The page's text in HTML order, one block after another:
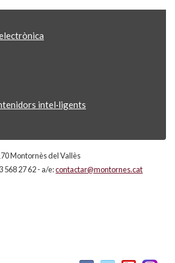
intel·ligents
Montornès del Vallès
568 27 62 - a/e:contactar@montornes.cat